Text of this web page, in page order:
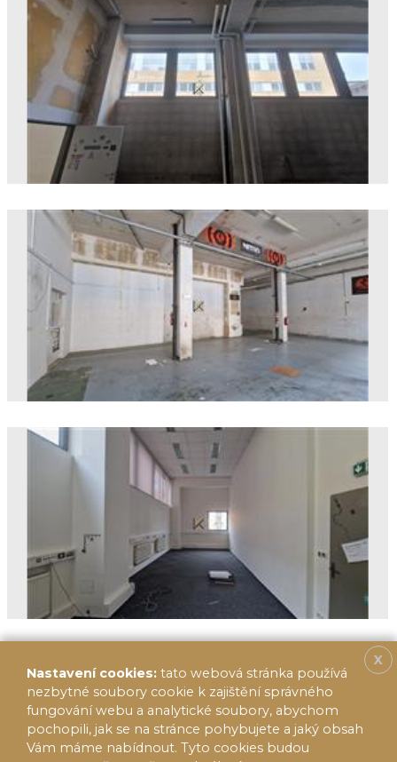
X
Nastavení cookies: tato webová stránka používá
nezbytné soubory cookie k zajištění správného
fungování webu a analytické soubory, abychom
pochopili, jak se na stránce pohybujete a jaký obsah
Vám máme nabídnout. Tyto cookies budou